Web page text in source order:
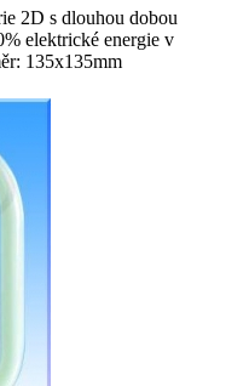
2D s dlouhou dobou
elektrické energie v
135x135mm